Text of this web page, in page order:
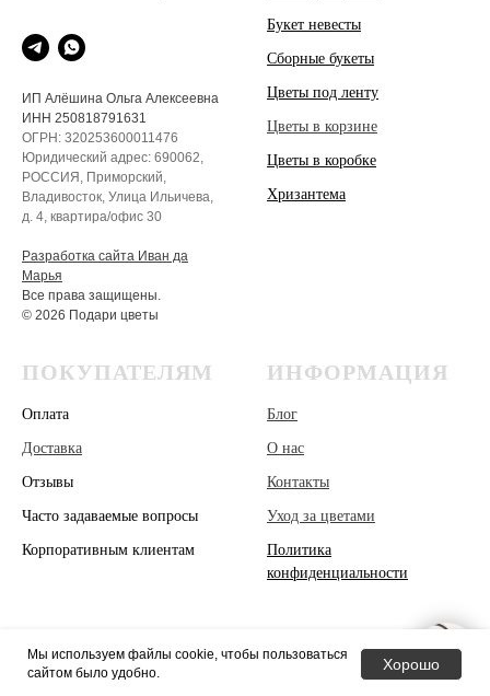
Мы используем файлы cookie, чтобы пользоваться
сайтом было удобно.
Хорошо
ИП Алёшина Ольга Алексеевна
ИНН 250818791631
ОГРН: 320253600011476
Юридический адрес: 690062,
РОССИЯ, Приморский,
Владивосток, Улица Ильичева,
д. 4, квартира/офис 30
Разработка сайта Иван да
Марья
Все права защищены.
© 2026 Подари цветы
Букет невесты
Сборные букеты
Цветы под ленту
Цветы в корзине
Цветы в коробке
Хризантема
ПОКУПАТЕЛЯМ
Оплата
Доставка
Отзывы
Часто задаваемые вопросы
Корпоративным клиентам
ИНФОРМАЦИЯ
Блог
О нас
Контакты
Уход за цветами
Политика
конфиденциальности